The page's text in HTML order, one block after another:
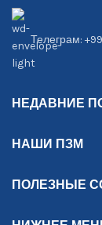
Телеграм:
НЕДАВНИЕ
НАШИ ПЗМ
ПОЛЕЗНЫЕ